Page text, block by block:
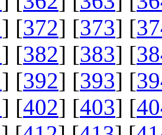
] [372] [373] [
] [382] [383] [
] [392] [393] [
] [402] [403] [